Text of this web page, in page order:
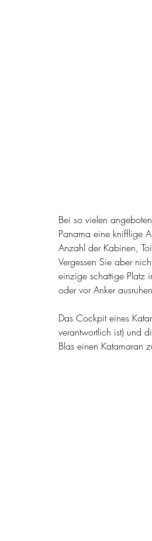
Bei so vielen
Panama eine knifflige
Anzahl der Kabinen,
Vergessen Sie aber
einzige schattige Platz
oder vor Anker
Das Cockpit eines
verantwortlich ist) und
Blas einen Katamaran